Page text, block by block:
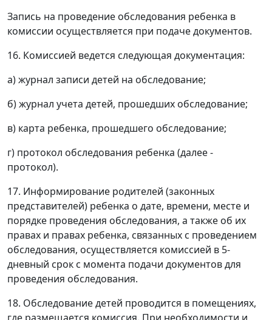
Запись на проведение обследования ребенка в
комиссии осуществляется при подаче документов.
16. Комиссией ведется следующая документация:
а) журнал записи детей на обследование;
б) журнал учета детей, прошедших обследование;
в) карта ребенка, прошедшего обследование;
г) протокол обследования ребенка (далее -
протокол).
17. Информирование родителей (законных
представителей) ребенка о дате, времени, месте и
порядке проведения обследования, а также об их
правах и правах ребенка, связанных с проведением
обследования, осуществляется комиссией в 5-
дневный срок с момента подачи документов для
проведения обследования.
18. Обследование детей проводится в помещениях,